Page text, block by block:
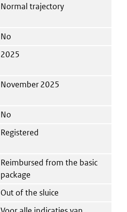
Normal trajectory
No
2025
November 2025
No
Registered
Reimbursed from the basic
package
Out of the sluice